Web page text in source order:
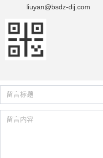
liuyan@bsdz-dij.com